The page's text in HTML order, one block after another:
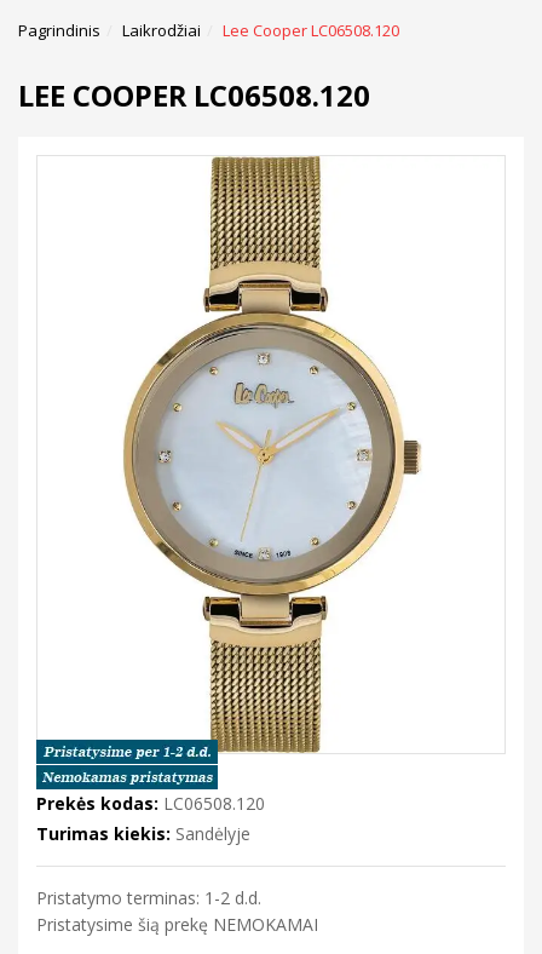
Pagrindinis Laikrodžiai Lee Cooper LC06508.120
LEE COOPER LC06508.120
Prekės kodas: LC06508.120
Turimas kiekis: Sandėlyje
Pristatymo terminas: 1-2 d.d.
Pristatysime šią prekę NEMOKAMAI